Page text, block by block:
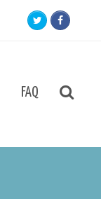
TwitterFacebook
FAQ